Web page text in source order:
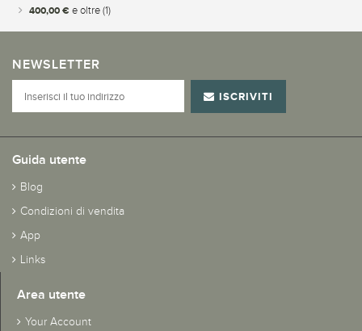
400,00 € e oltre (1)
NEWSLETTER
ISCRIVITI
Guida utente
Blog
Condizioni di vendita
App
Links
Area utente
Your Account